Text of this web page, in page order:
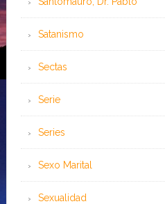
Satanismo
Sectas
Serie
Series
Sexo Marital
Sexualidad